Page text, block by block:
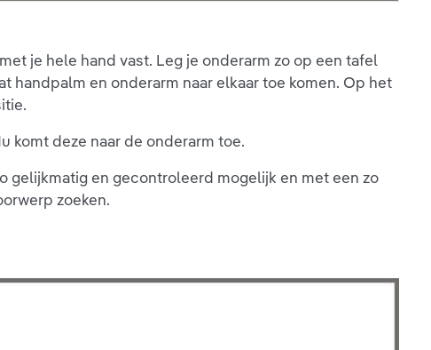
je hele hand vast. Leg je onderarm zo op een tafel
handpalm en onderarm naar elkaar toe komen. Op het
komt deze naar de onderarm toe.
gelijkmatig en gecontroleerd mogelijk en met een zo
zoeken.